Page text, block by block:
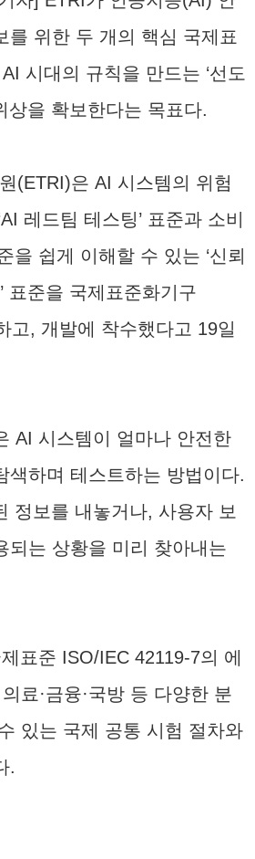
를 위한 두 개의 핵심 국제표
시대의 규칙을 만드는 ‘선도
상을 확보한다는 목표다.
(ETRI)은 AI 시스템의 위험
레드팀 테스팅’ 표준과 소비
을 쉽게 이해할 수 있는 ‘신뢰
표준을 국제표준화기구
고, 개발에 착수했다고 19일
AI 시스템이 얼마나 안전한
색하며 테스트하는 방법이다.
정보를 내놓거나, 사용자 보
되는 상황을 미리 찾아내는
표준 ISO/IEC 42119-7의 에
료·금융·국방 등 다양한 분
있는 국제 공통 시험 절차와
.